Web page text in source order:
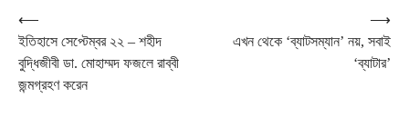
Post
navigation
⟵
ইতিহাসে সেপ্টেম্বর ২২ – শহীদ
বুদ্ধিজীবী ডা. মোহাম্মদ ফজলে রাব্বী
জন্মগ্রহণ করেন
এখন থেকে ‘ব্যাটসম্যান’ নয়, সবাই
‘ব্যাটার’
⟶